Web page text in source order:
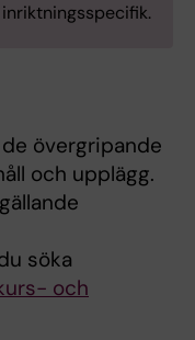
övergripande
och upplägg.
söka
och